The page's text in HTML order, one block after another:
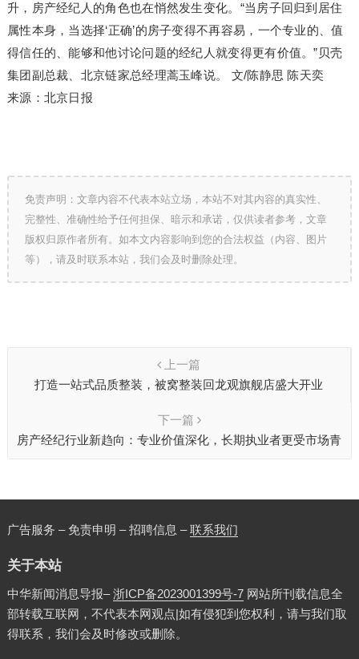
升，房产经纪人的角色也在悄然发生变化。“当房子回归到居住
属性本身，当选择‘正确’的房子变得不再容易，一个专业的、值
得信任的、能够和他讨论问题的经纪人就变得更有价值。”贝壳
集团副总裁、北京链家总经理蒿玉峰说。 文/陈静思 陈天奕
来源：北京日报
免责声明：文章内容不代表本站立场，本站不对其内容的真实性、
完整性、准确性给予任何担保、暗示和承诺，仅供读者参考，文章
版权归原作者所有。如本文内容影响到您的合法权益（内容、图片
等），请及时联系本站，我们会及时删除处理。
上一篇
打造一站式品质整装，被窝整装回龙观旗舰店盛大开业
下一篇
房产经纪行业新趋向：专业价值深化，长期执业者更受市场青
广告服务 – 免责申明 – 招聘信息 –联系我们
关于本站
中华新闻消息导报–浙ICP备2023001399号-7网站所刊载信息全
部转载互联网，不代表本网观点|如有侵犯到您权利，请与我们取
得联系，我们会及时修改或删除。